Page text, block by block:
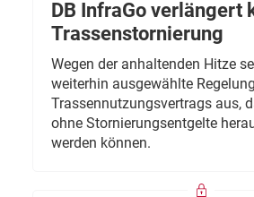
DB InfraGo verlängert
Trassenstornierung
Wegen der anhaltenden Hitze
weiterhin ausgewählte
Trassennutzungsvertrags aus,
ohne Stornierungsentgelte
werden können.